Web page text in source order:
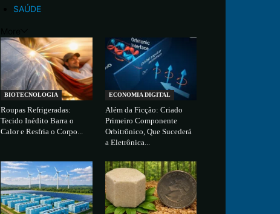
SAÚDE
BIOTECNOLOGIA
Roupas Refrigeradas:
Tecido Inédito Barra o
Calor e Resfria o Corpo...
ECONOMIA DIGITAL
Além da Ficção: Criado
Primeiro Componente
Orbitrônico, Que Sucederá
a Eletrônica...